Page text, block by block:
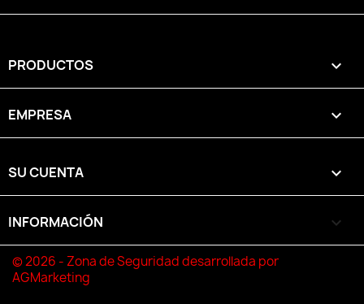
PRODUCTOS 
EMPRESA 
SU CUENTA 
INFORMACIÓN keyboard_arrow_down
© 2026 - Zona de Seguridad desarrollada por
AGMarketing